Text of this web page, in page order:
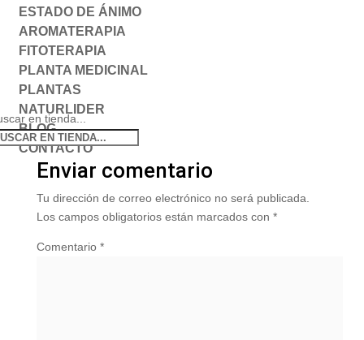
ESTADO DE ÁNIMO
AROMATERAPIA
FITOTERAPIA
PLANTA MEDICINAL
PLANTAS
NATURLIDER
BLOG
CONTACTO
en tienda...
Enviar comentario
Tu dirección de correo electrónico no será publicada.
Los campos obligatorios están marcados con *
Comentario *